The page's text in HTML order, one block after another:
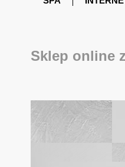
Sklep online